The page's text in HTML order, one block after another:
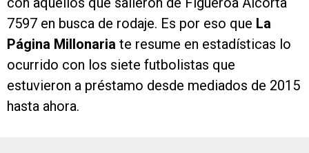
7597 en busca de rodaje. Es por eso que La
Página Millonaria te resume en estadísticas lo
ocurrido con los siete futbolistas que
estuvieron a préstamo desde mediados de 2015
hasta ahora.